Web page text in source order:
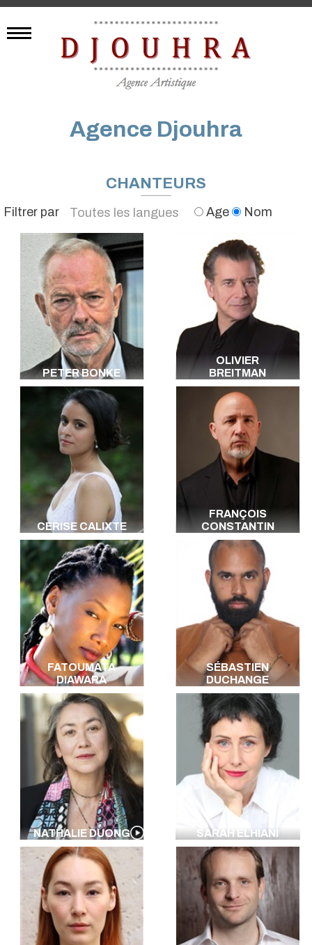
Agence Djouhra
CHANTEURS
Filtrer par
Toutes les langues
Anglais
Français
Allemand
Espagnol
Arabe
Italien
Japonais
Portugais
Hébreu
Berbère
Kabyle
Vietnamien
Danois
Luxembourgeois
Arabe Littéraire
Toutes les langues
Age Nom
PETER BONKE
OLIVIER
BREITMAN
CERISE CALIXTE
FRANÇOIS
CONSTANTIN
FATOUMATA
DIAWARA
SÉBASTIEN
DUCHANGE
NATHALIE DUONG SARAH ELHIANI